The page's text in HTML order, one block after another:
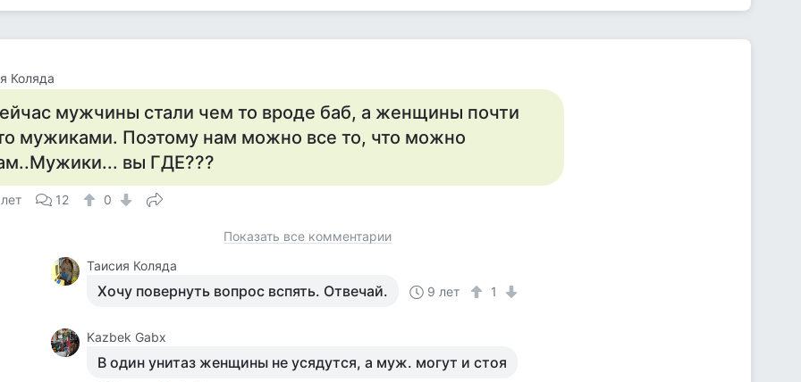
Коляда
мужчины стали чем то вроде баб, а женщины почти
мужиками. Поэтому нам можно все то, что можно
вы ГДЕ???
12 0
Показать все комментарии
Таисия Коляда
Хочу повернуть вопрос вспять. Отвечай. 9 лет 1
Kazbek Gabx
В один унитаз женщины не усядутся, а муж. могут и стоя